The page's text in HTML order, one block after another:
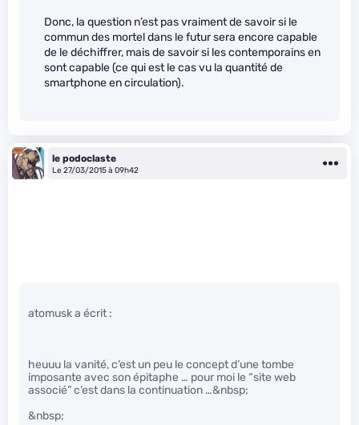
Donc, la question n’est pas vraiment de savoir si le
commun des mortel dans le futur sera encore capable
de le déchiffrer, mais de savoir si les contemporains en
sont capable (ce qui est le cas vu la quantité de
smartphone en circulation).
le podoclaste
Le 27/03/2015 à 09h42
atomusk a écrit :
heuuu la vanité, c’est un peu le concept d’une tombe
imposante avec son épitaphe … pour moi le “site web
associé” c’est dans la continuation …&nbsp;
&nbsp;